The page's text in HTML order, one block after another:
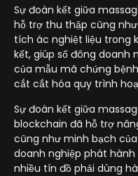
Sự đoàn kết giữa
hỗ trợ thu thập cũng
tích ác nghiệt liệu trong
kết, giúp số đông doanh
của mẫu mã chứng
cắt cắt hóa quy trình
Sự đoàn kết giữa
blockchain đã hỗ trợ
cũng như minh bạch
doanh nghiệp phát
nhiều tín đồ phải dùng